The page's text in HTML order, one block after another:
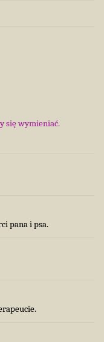
się wymieniać.
pana i psa.